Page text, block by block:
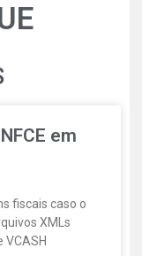
em
fiscais caso o
XMLs